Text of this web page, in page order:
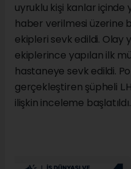
uyruklu kişi kanlar
haber verilmesi üzerine
ekipleri sevk edildi. Olay
ekiplerince yapılan ilk
hastaneye sevk edildi.
gerçekleştiren şüpheli
ilişkin inceleme başlatıldı.